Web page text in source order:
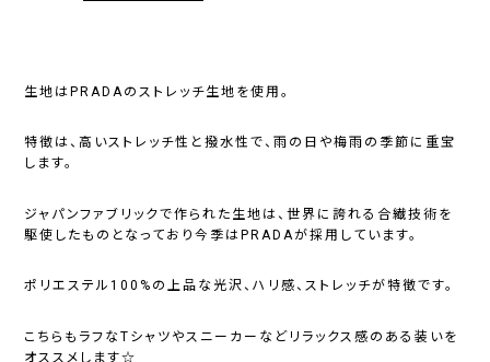
生地はPRADAのストレッチ生地を使用。
特徴は、高いストレッチ性と撥水性で、雨の日や梅雨の季節に重宝
します。
ジャパンファブリックで作られた生地は、世界に誇れる合繊技術を
駆使したものとなっており今季はPRADAが採用しています。
ポリエステル100%の上品な光沢、ハリ感、ストレッチが特徴です。
こちらもラフなTシャツやスニーカーなどリラックス感のある装いを
オススメします☆